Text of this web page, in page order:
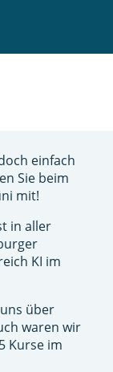
einfach
Sie beim
mit!
in aller
KI im
über
waren wir
Kurse im